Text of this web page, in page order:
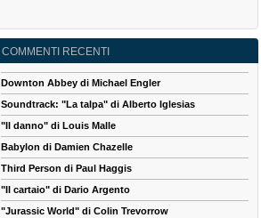
COMMENTI RECENTI
Downton Abbey di Michael Engler
Soundtrack: "La talpa" di Alberto Iglesias
"Il danno" di Louis Malle
Babylon di Damien Chazelle
Third Person di Paul Haggis
"Il cartaio" di Dario Argento
"Jurassic World" di Colin Trevorrow